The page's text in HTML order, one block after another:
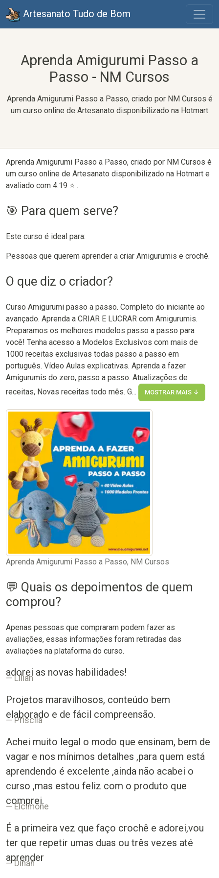
Artesanato Tudo de Bom
Aprenda Amigurumi Passo a
Passo - NM Cursos
Aprenda Amigurumi Passo a Passo, criado por NM Cursos é
um curso online de Artesanato disponibilizado na Hotmart
Aprenda Amigurumi Passo a Passo, criado por NM Cursos é
um curso online de Artesanato disponibilizado na Hotmart e
avaliado com 4.19 ⭐ .
🎯 Para quem serve?
Este curso é ideal para:
Pessoas que querem aprender a criar Amigurumis e crochê.
O que diz o criador?
Curso Amigurumi passo a passo. Completo do iniciante ao
avançado. Aprenda a CRIAR E LUCRAR com Amigurumis.
Preparamos os melhores modelos passo a passo para
você! Tenha acesso a Modelos Exclusivos com mais de
1000 receitas exclusivas todas passo a passo em
português. Vídeo Aulas explicativas. Aprenda a fazer
Amigurumis do zero, passo a passo. Atualizações de
receitas, Novas receitas todo mês. G...
MOSTRAR MAIS ↓
Aprenda Amigurumi Passo a Passo, NM Cursos
💬 Quais os depoimentos de quem
comprou?
Apenas pessoas que compraram podem fazer as
avaliações, essas informações foram retiradas das
avaliações na plataforma do curso.
adorei as novas habilidades!
Lilian
Projetos maravilhosos, conteúdo bem
elaborado e de fácil compreensão.
Priscila
Achei muito legal o modo que ensinam, bem de
vagar e nos mínimos detalhes ,para quem está
aprendendo é excelente ,ainda não acabei o
curso ,mas estou feliz com o produto que
comprei.
Elcimone
É a primeira vez que faço crochê e adorei,vou
ter que repetir umas duas ou três vezes até
aprender
Dinah